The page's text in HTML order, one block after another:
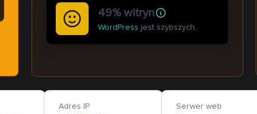
49% witryn
WordPress jest szybszych.
jonaterapiatwarzy.pl 2 511ms obozyplywackie.com
Adres IP Serwer web